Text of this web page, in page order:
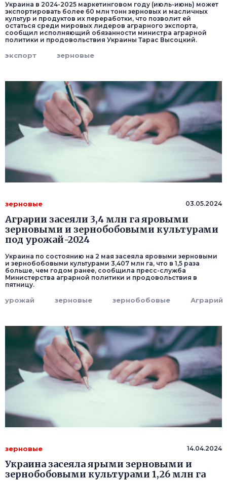
Украина в 2024-2025 маркетинговом году (июль-июнь) может
экспортировать более 60 млн тонн зерновых и масличных
культур и продуктов их переработки, что позволит ей
остаться среди мировых лидеров аграрного экспорта,
сообщил исполняющий обязанности министра аграрной
политики и продовольствия Украины Тарас Высоцкий.
экспорт зерновые
зерновые 03.05.2024
Аграрии засеяли 3,4 млн га яровыми
зерновыми и зернобобовыми культурами
под урожай-2024
Украина по состоянию на 2 мая засеяла яровыми зерновыми
и зернобобовыми культурами 3,407 млн га, что в 1,5 раза
больше, чем годом ранее, сообщила пресс-служба
Министерства аграрной политики и продовольствия в
пятницу.
урожай зерновые зернобобовые Аграрий
зерновые 14.04.2024
Украина засеяла ярыми зерновыми и
зернобобовыми культурами 1,26 млн га